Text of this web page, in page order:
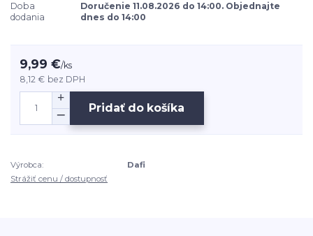
Doba
dodania
Doručenie 11.08.2026 do 14:00. Objednajte
dnes do 14:00
9,99 €/ks
8,12 € bez DPH
Pridať do košíka
Výrobca:
Dafi
Strážiť cenu / dostupnosť